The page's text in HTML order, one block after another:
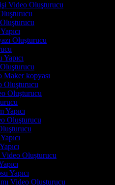
Video Oluşturucu
Oluşturucu
Maker kopyası
Oluşturucu
Oluşturucu
Yapıcı
Oluşturucu
Video Oluşturucu
Yapıcı
Video Oluşturucu